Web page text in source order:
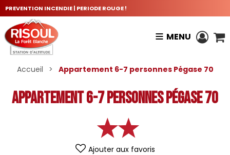
PREVENTION INCENDIE | PERIODE ROUGE !
MENU
Accueil > Appartement 6-7 personnes Pégase 70
Appartement 6-7 personnes Pégase 70
Ajouter aux favoris